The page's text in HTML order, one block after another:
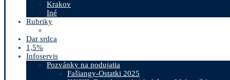
Krakov
Iné
Rubriky
Dar srdca
1,5%
Infoservis
Pozvánky na podujatia
Fašiangy-Ostatki 2025